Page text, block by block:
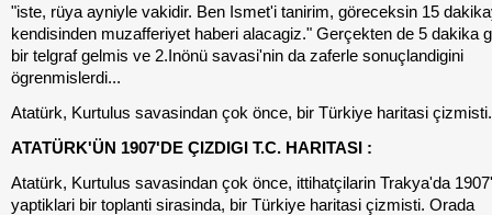
"iste, rüya ayniyle vakidir. Ben Ismet'i tanirim, göreceksin 15
kendisinden muzafferiyet haberi alacagiz." Gerçekten de 5 dakika
bir telgraf gelmis ve 2.Inönü savasi'nin da zaferle sonuçlandigini
ögrenmislerdi...
Atatürk, Kurtulus savasindan çok önce, bir Türkiye haritasi çizmisti.
ATATÜRK'ÜN 1907'DE ÇIZDIGI T.C. HARITASI :
Atatürk, Kurtulus savasindan çok önce, ittihatçilarin Trakya'da
yaptiklari bir toplanti sirasinda, bir Türkiye haritasi çizmisti. Orada